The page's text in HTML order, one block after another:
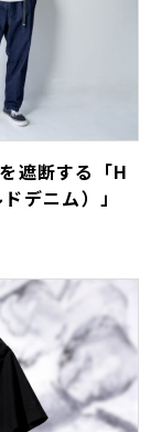
遮断する「H
デニム）」